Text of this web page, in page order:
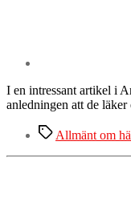
I en intressant artikel i
anledningen att de
Etiketter
Allmänt om